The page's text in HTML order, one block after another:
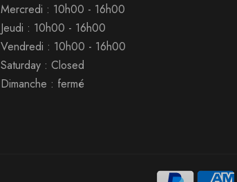
Mercredi : 10h00 - 16h00
Jeudi : 10h00 - 16h00
Vendredi : 10h00 - 16h00
Saturday : Closed
Dimanche : fermé